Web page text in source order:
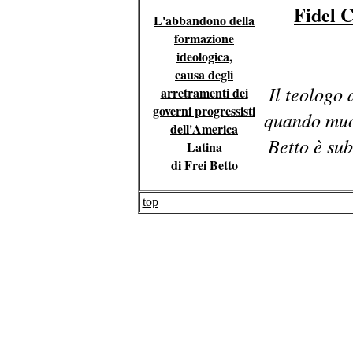
L'abbandono della
formazione
ideologica,
causa degli
arretramenti dei
governi progressisti
dell'America
Latina
di Frei Betto
Fidel
Il teologo
quando
Betto è
top